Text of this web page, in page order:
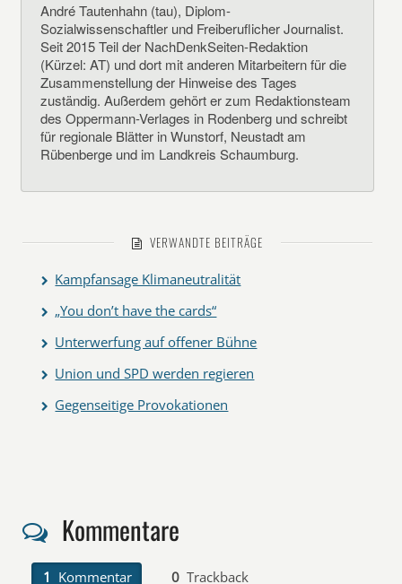
André Tautenhahn (tau), Diplom-
Sozialwissenschaftler und Freiberuflicher Journalist.
Seit 2015 Teil der NachDenkSeiten-Redaktion
(Kürzel: AT) und dort mit anderen Mitarbeitern für die
Zusammenstellung der Hinweise des Tages
zuständig. Außerdem gehört er zum Redaktionsteam
des Oppermann-Verlages in Rodenberg und schreibt
für regionale Blätter in Wunstorf, Neustadt am
Rübenberge und im Landkreis Schaumburg.
VERWANDTE BEITRÄGE
Kampfansage Klimaneutralität
„You don’t have the cards“
Unterwerfung auf offener Bühne
Union und SPD werden regieren
Gegenseitige Provokationen
Kommentare
1 Kommentar 0 Trackback